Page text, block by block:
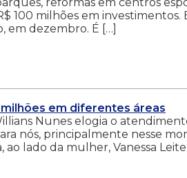
100 milhões em investimentos.
em dezembro. É […]
em diferentes áreas
Nunes elogia o
nós, principalmente nesse
lado da mulher, Vanessa Leite